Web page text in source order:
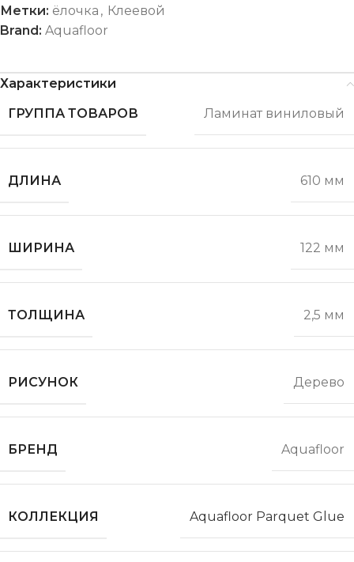
Метки: ёлочка , Клеевой
Brand: Aquafloor
Характеристики
ГРУППА ТОВАРОВ
Ламинат виниловый
ДЛИНА 610 мм
ШИРИНА 122 мм
ТОЛЩИНА 2,5 мм
РИСУНОК Дерево
БРЕНД Aquafloor
КОЛЛЕКЦИЯ Aquafloor Parquet Glue